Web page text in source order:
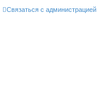
Связаться с администрацией